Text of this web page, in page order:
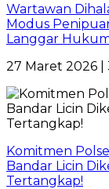
Wartawan
Modus
Langgar
27 Maret 2026 |
Komitmen
Bandar Licin
Tertangkap!